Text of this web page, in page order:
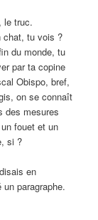
le truc.
chat, tu vois ?
du monde, tu
par ta copine
Obispo, bref,
on se connaît
des mesures
fouet et un
si ?
en
paragraphe.